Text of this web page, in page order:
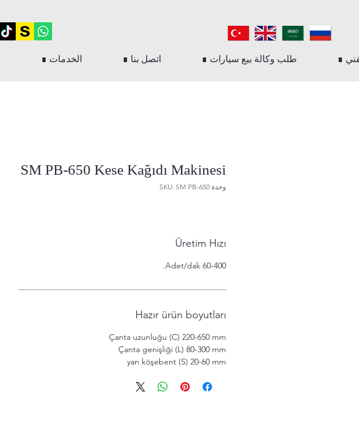
∎ الخدمات ∎ اتصل بنا ∎ طلب وكالة بيع سيارات
SM PB-650 Kese Kağıdı Makinesi
وحدة SKU: SM PB-650
Üretim Hızı
60-400 Adet/dak.
Hazır ürün boyutları
Çanta uzunluğu (C) 220-650 mm
Çanta genişliği (L) 80-300 mm
yan köşebent (S) 20-60 mm